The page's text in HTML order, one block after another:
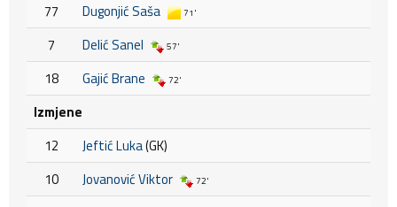
77 Dugonjić Saša 71'
7 Delić Sanel 57'
18 Gajić Brane 72'
Izmjene
12
Jeftić Luka(GK)
10
Jovanović Viktor 72'